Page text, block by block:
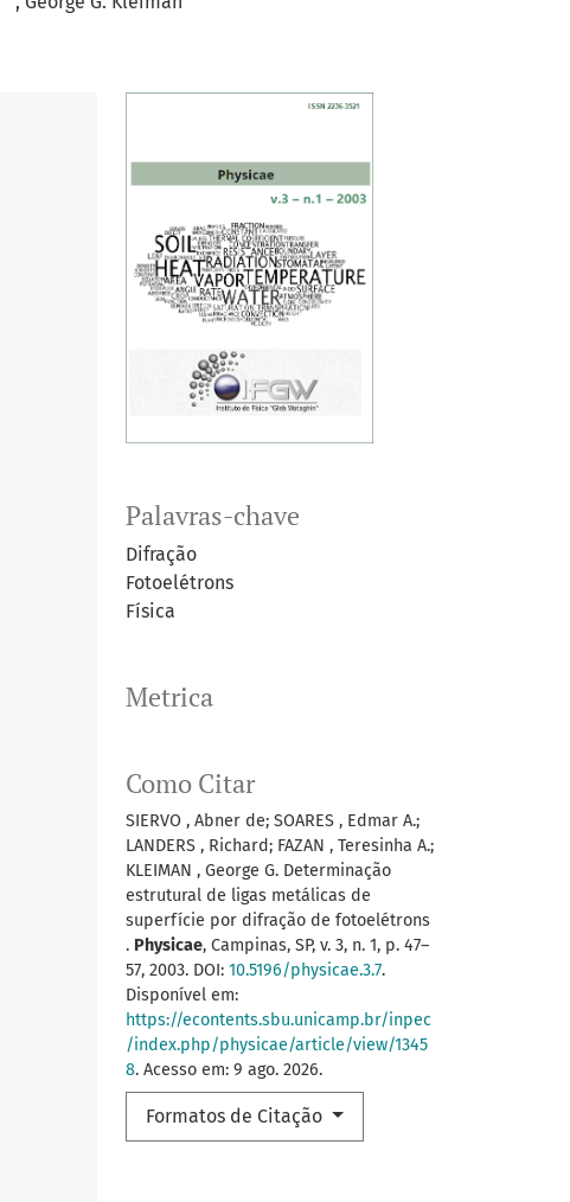
Palavras-chave
Difração
Fotoelétrons
Física
Metrica
Como Citar
SIERVO , Abner de; SOARES , Edmar A.;
LANDERS , Richard; FAZAN , Teresinha A.;
KLEIMAN , George G. Determinação
estrutural de ligas metálicas de
superfície por difração de fotoelétrons
. Physicae, Campinas, SP, v. 3, n. 1, p. 47–
57, 2003. DOI: 10.5196/physicae.3.7.
Disponível em:
https://econtents.sbu.unicamp.br/inpec
/index.php/physicae/article/view/1345
8. Acesso em: 9 ago. 2026.
Formatos de Citação